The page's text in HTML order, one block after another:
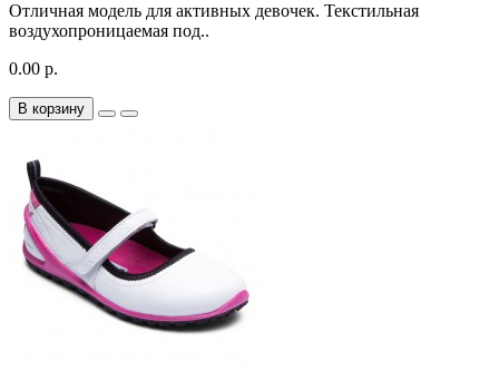
Отличная модель для активных девочек. Текстильная
воздухопроницаемая под..
0.00 р.
В корзину